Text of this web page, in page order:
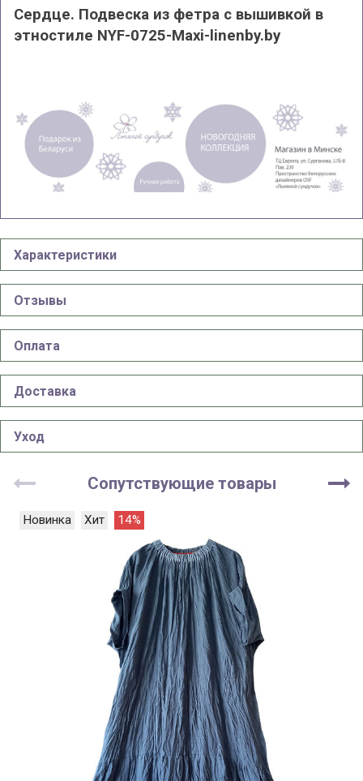
Сердце. Подвеска из фетра с вышивкой в
этностиле NYF-0725-Maxi-linenby.by
Характеристики
Отзывы
Оплата
Доставка
Уход
Сопутствующие товары
Новинка Хит 14%